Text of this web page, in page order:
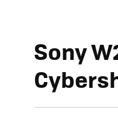
Sony